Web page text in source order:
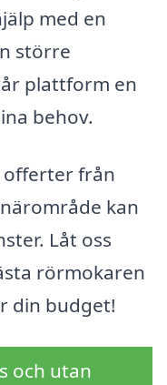
med en
större
plattform en
behov.
offerter från
kan
Låt oss
rörmokaren
din budget!
och utan